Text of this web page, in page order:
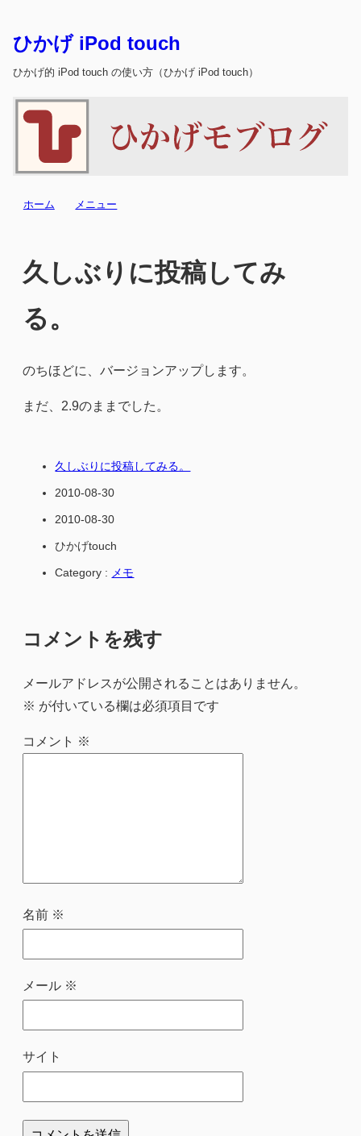
ひかげ iPod touch
ひかげ的 iPod touch の使い方（ひかげ iPod touch）
ホーム メニュー
久しぶりに投稿してみ
る。
のちほどに、バージョンアップします。
まだ、2.9のままでした。
久しぶりに投稿してみる。
2010-08-30
2010-08-30
ひかげtouch
Category : メモ
コメントを残す
メールアドレスが公開されることはありません。
※ が付いている欄は必須項目です
コメント ※
名前 ※
メール ※
サイト